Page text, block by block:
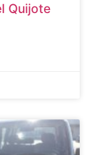
Quijote